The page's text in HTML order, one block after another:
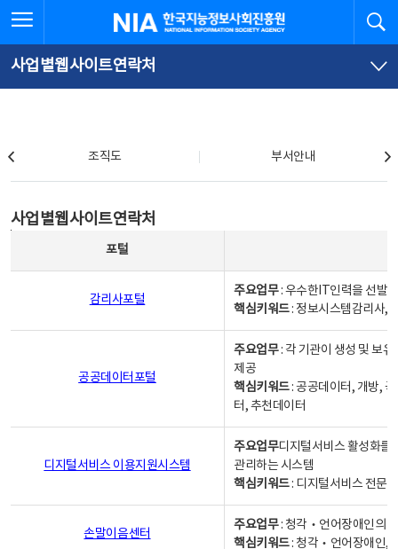
문
로
가
체
뉴
바
가
한국지능정보사회진흥원
사업별웹사이트연락처
조직도 부서안내
사업별웹사이트연락처
포털
감리사포털
주요업무: 우수한IT인력을 선발
핵심키워드: 정보시스템감리사,
공공데이터포털
주요업무: 각 기관이 생성 및 보
제공
핵심키워드: 공공데이터, 개방,
터, 추천데이터
디지털서비스 이용지원시스템
주요업무디지털서비스 활성화를
관리하는 시스템
핵심키워드: 디지털서비스 전문
손말이음센터
주요업무: 청각‧언어장애인의
핵심키워드: 청각‧언어장애인,